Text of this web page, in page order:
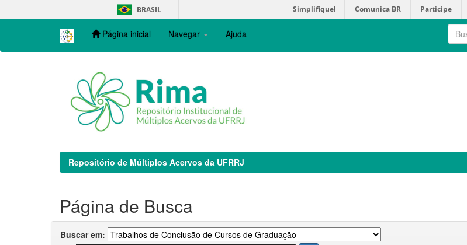
navigation
BRASIL Simplifique! Comunica BR Participe
Página inicial Navegar Ajuda
Repositório de Múltiplos Acervos da UFRRJ
Página de Busca
Buscar em: